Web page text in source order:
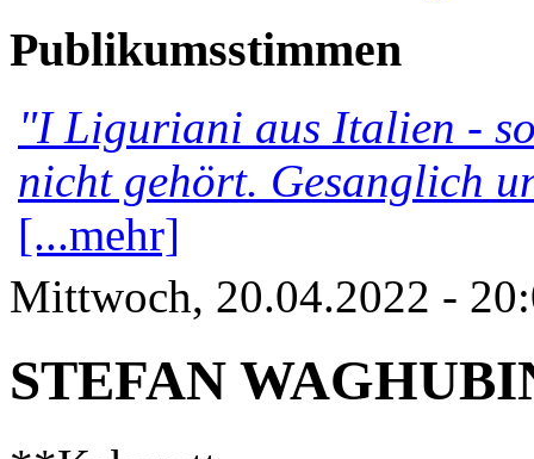
Publikumsstimmen
"I Liguriani aus Italien -
nicht gehört. Gesanglich
[...mehr]
Mittwoch, 20.04.2022 -
STEFAN